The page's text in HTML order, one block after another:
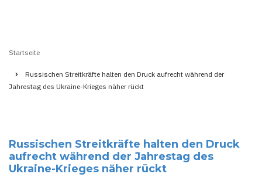
Startseite
Russischen Streitkräfte halten den Druck aufrecht während der
Jahrestag des Ukraine-Krieges näher rückt
Russischen Streitkräfte halten den Druck
aufrecht während der Jahrestag des
Ukraine-Krieges näher rückt